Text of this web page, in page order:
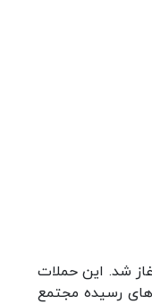
از سوی ترامپ آغاز شد. این حملات
گزارش های رسیده مجتمع